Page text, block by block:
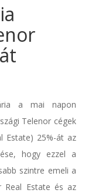
a mai napon
Telenor cégek
Estate) 25%-át az
hogy ezzel a
szintre emeli a
Real Estate és az